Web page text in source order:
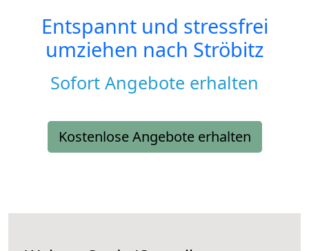
Entspannt und stressfrei
umziehen nach Ströbitz
Sofort Angebote erhalten
Kostenlose Angebote erhalten